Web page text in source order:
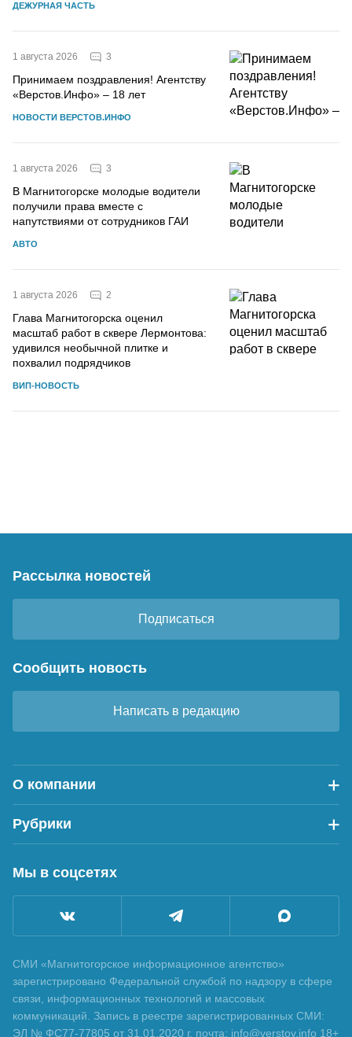
ДЕЖУРНАЯ ЧАСТЬ
1 августа 2026 3
Принимаем поздравления! Агентству
«Верстов.Инфо» – 18 лет
НОВОСТИ ВЕРСТОВ.ИНФО
1 августа 2026 3
В Магнитогорске молодые водители
получили права вместе с
напутствиями от сотрудников ГАИ
АВТО
1 августа 2026 2
Глава Магнитогорска оценил
масштаб работ в сквере Лермонтова:
удивился необычной плитке и
похвалил подрядчиков
ВИП-НОВОСТЬ
Рассылка новостей
Подписаться
Сообщить новость
Написать в редакцию
О компании
Рубрики
Мы в соцсетях
СМИ «Магнитогорское информационное агентство»
зарегистрировано Федеральной службой по надзору в сфере
связи, информационных технологий и массовых
коммуникаций. Запись в реестре зарегистрированных СМИ:
ЭЛ № ФС77-77805 от 31.01.2020 г. почта: info@verstov.info 18+